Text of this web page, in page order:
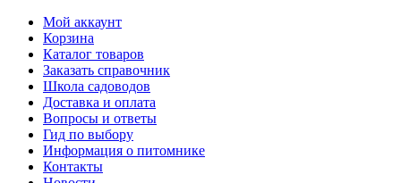
Мой аккаунт
Корзина
Каталог товаров
Заказать справочник
Школа садоводов
Доставка и оплата
Вопросы и ответы
Гид по выбору
Информация о питомнике
Контакты